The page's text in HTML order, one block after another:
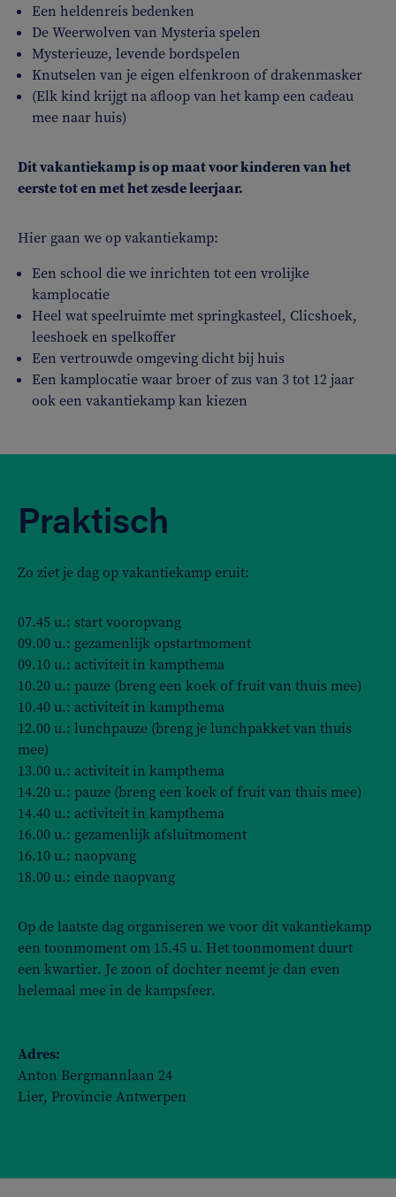
Een heldenreis bedenken
De Weerwolven van Mysteria spelen
Mysterieuze, levende bordspelen
Knutselen van je eigen elfenkroon of drakenmasker
(Elk kind krijgt na afloop van het kamp een cadeau
mee naar huis)
Dit vakantiekamp is op maat voor kinderen van het
eerste tot en met het zesde leerjaar.
Hier gaan we op vakantiekamp:
Een school die we inrichten tot een vrolijke
kamplocatie
Heel wat speelruimte met springkasteel, Clicshoek,
leeshoek en spelkoffer
Een vertrouwde omgeving dicht bij huis
Een kamplocatie waar broer of zus van 3 tot 12 jaar
ook een vakantiekamp kan kiezen
Praktisch
Zo ziet je dag op vakantiekamp eruit:
07.45 u.: start vooropvang
09.00 u.: gezamenlijk opstartmoment
09.10 u.: activiteit in kampthema
10.20 u.: pauze (breng een koek of fruit van thuis mee)
10.40 u.: activiteit in kampthema
12.00 u.: lunchpauze (breng je lunchpakket van thuis
mee)
13.00 u.: activiteit in kampthema
14.20 u.: pauze (breng een koek of fruit van thuis mee)
14.40 u.: activiteit in kampthema
16.00 u.: gezamenlijk afsluitmoment
16.10 u.: naopvang
18.00 u.: einde naopvang
Op de laatste dag organiseren we voor dit vakantiekamp
een toonmoment om 15.45 u. Het toonmoment duurt
een kwartier. Je zoon of dochter neemt je dan even
helemaal mee in de kampsfeer.
Adres:
Anton Bergmannlaan 24
Lier, Provincie Antwerpen